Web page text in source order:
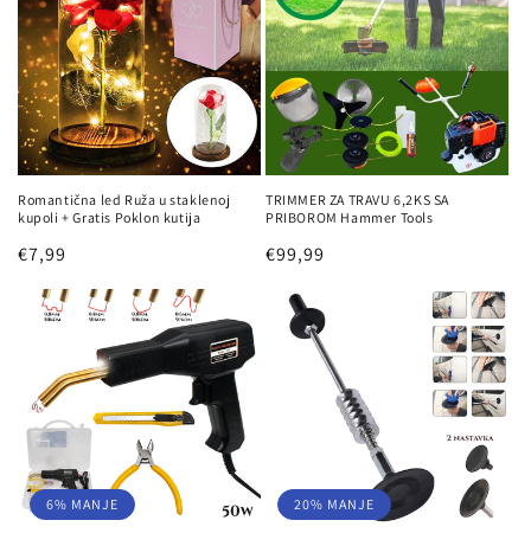
Romantična led Ruža u staklenoj
kupoli + Gratis Poklon kutija
Redovna
cijena
€7,99
TRIMMER ZA TRAVU 6,2KS SA
PRIBOROM Hammer Tools
Redovna
€99,99
6% MANJE 20% MANJE